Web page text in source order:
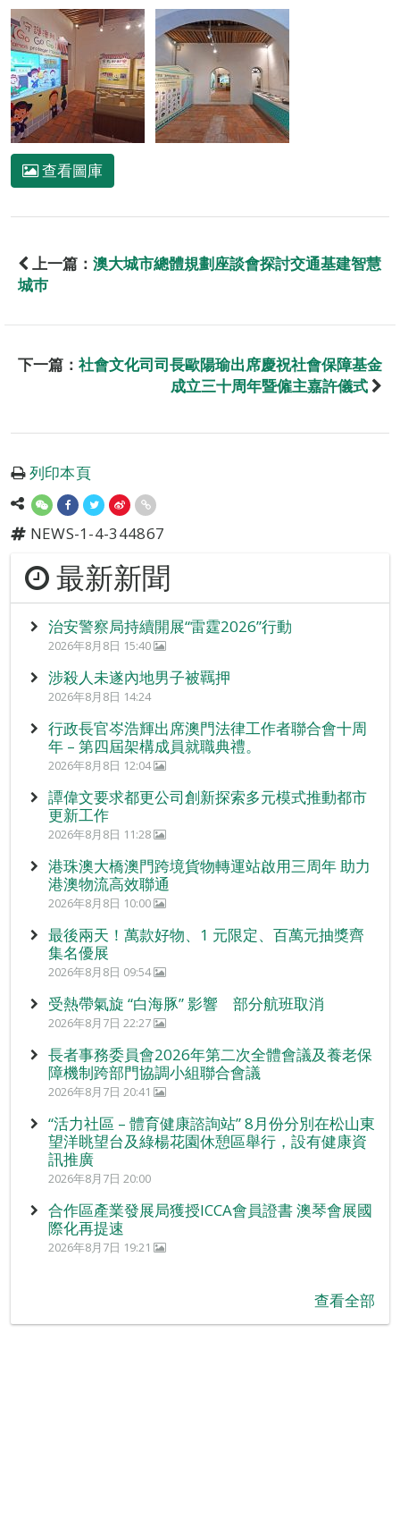
查看圖庫
上一篇： 澳大城市總體規劃座談會探討交通基建智慧
城巿
下一篇： 社會文化司司長歐陽瑜出席慶祝社會保障基金
成立三十周年暨僱主嘉許儀式
列印本頁
NEWS-1-4-344867
最新新聞
治安警察局持續開展“雷霆2026”行動
2026年8月8日 15:40
涉殺人未遂內地男子被羈押
2026年8月8日 14:24
行政長官岑浩輝出席澳門法律工作者聯合會十周
年 – 第四屆架構成員就職典禮。
2026年8月8日 12:04
譚偉文要求都更公司創新探索多元模式推動都市
更新工作
2026年8月8日 11:28
港珠澳大橋澳門跨境貨物轉運站啟用三周年 助力
港澳物流高效聯通
2026年8月8日 10:00
最後兩天！萬款好物、1 元限定、百萬元抽獎齊
集名優展
2026年8月8日 09:54
受熱帶氣旋 “白海豚” 影響 部分航班取消
2026年8月7日 22:27
長者事務委員會2026年第二次全體會議及養老保
障機制跨部門協調小組聯合會議
2026年8月7日 20:41
“活力社區 – 體育健康諮詢站” 8月份分別在松山東
望洋眺望台及綠楊花園休憩區舉行，設有健康資
訊推廣
2026年8月7日 20:00
合作區產業發展局獲授ICCA會員證書 澳琴會展國
際化再提速
2026年8月7日 19:21
查看全部